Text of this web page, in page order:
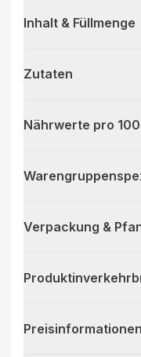
Inhalt & Füllmenge
Zutaten
Nährwerte pro
Verpackung &